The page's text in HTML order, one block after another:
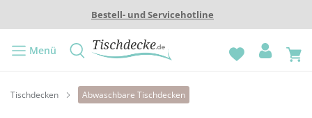
Bestell- und Servicehotline
Menü
Tischdecken Abwaschbare Tischdecken